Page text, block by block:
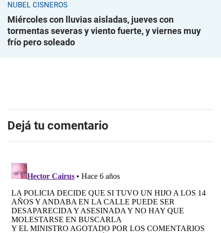
NUBEL CISNEROS
Miércoles con lluvias aisladas, jueves con
tormentas severas y viento fuerte, y viernes muy
frío pero soleado
Dejá tu comentario